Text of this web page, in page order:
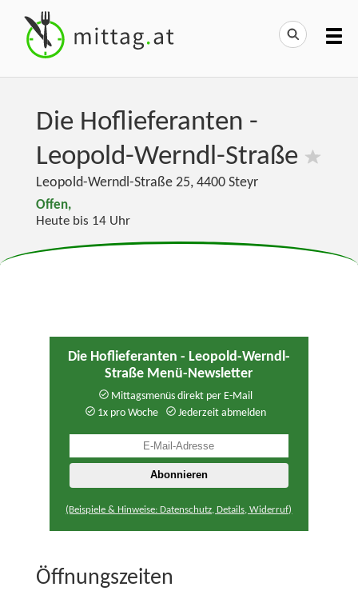
Die Hoflieferanten -
Leopold-Werndl-Straße
Leopold-Werndl-Straße 25, 4400 Steyr
Offen,
Heute bis 14 Uhr
Die Hoflieferanten - Leopold-Werndl-
Straße Menü-Newsletter
Mittagsmenüs direkt per E-Mail
1x pro Woche
Jederzeit abmelden
(Beispiele & Hinweise: Datenschutz, Details, Widerruf)
Öffnungszeiten